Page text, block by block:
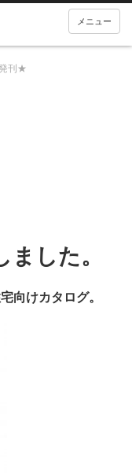
メニュー
刊★
した。
向けカタログ。